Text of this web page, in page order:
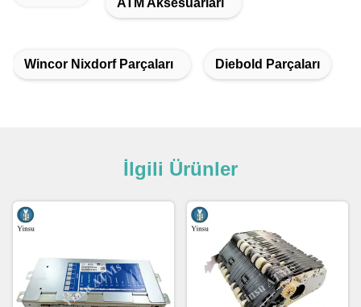
ATM Aksesuarları
Wincor Nixdorf Parçaları Diebold Parçaları
İlgili Ürünler